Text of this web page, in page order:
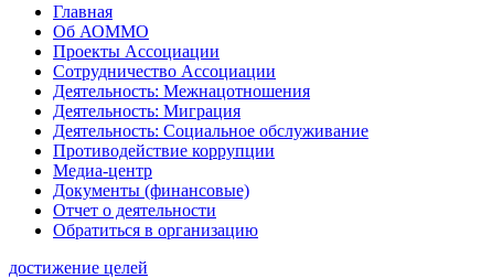
Главная
Об АОММО
Проекты Ассоциации
Сотрудничество Ассоциации
Деятельность: Межнацотношения
Деятельность: Миграция
Деятельность: Социальное обслуживание
Противодействие коррупции
Медиа-центр
Документы (финансовые)
Отчет о деятельности
Обратиться в организацию
достижение целей